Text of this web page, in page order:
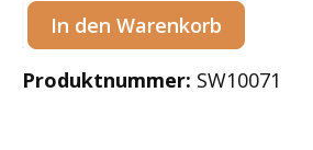
Produkt Anzahl: Gib den gewünschten
In den Warenkorb
Produktnummer: SW10071